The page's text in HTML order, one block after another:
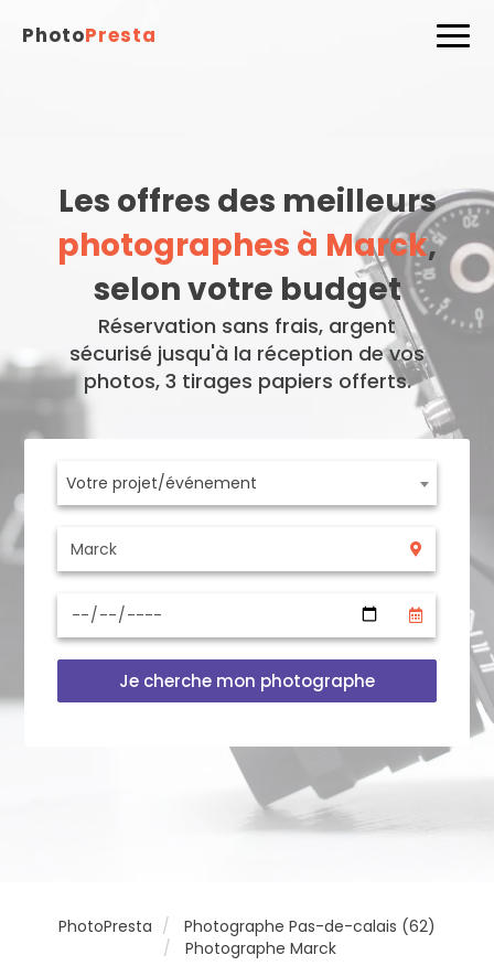
PhotoPresta
Les offres des meilleurs
photographes à Marck,
selon votre budget
Réservation sans frais, argent
sécurisé jusqu'à la réception de vos
photos, 3 tirages papiers offerts.
Votre projet/événement
Je cherche mon photographe
PhotoPresta
Photographe Pas-de-calais (62)
Photographe Marck